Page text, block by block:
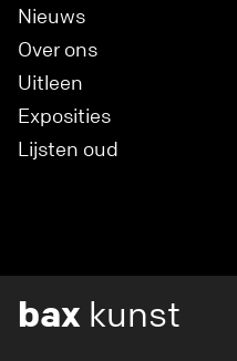
Nieuws
Over ons
Uitleen
Exposities
Lijsten oud
bax kunst